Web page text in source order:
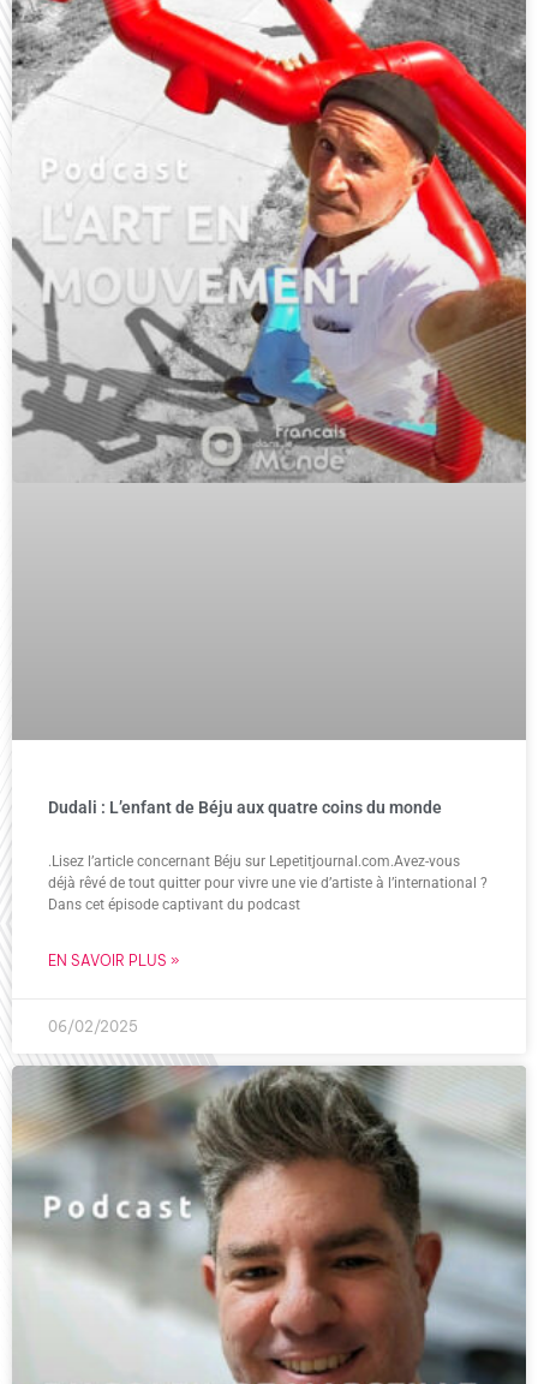
Dudali : L’enfant de Béju aux quatre coins du monde
.Lisez l’article concernant Béju sur Lepetitjournal.com.Avez-vous
déjà rêvé de tout quitter pour vivre une vie d’artiste à l’international ?
Dans cet épisode captivant du podcast
EN SAVOIR PLUS »
06/02/2025